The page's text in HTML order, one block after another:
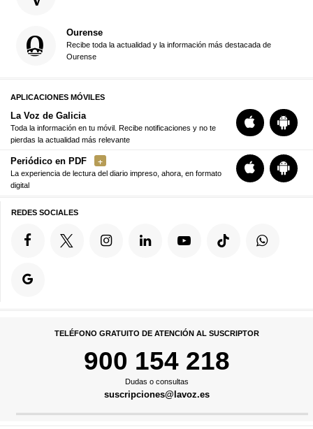
Ourense
Recibe toda la actualidad y la información más destacada de
Ourense
APLICACIONES MÓVILES
La Voz de Galicia
Toda la información en tu móvil. Recibe notificaciones y no te
pierdas la actualidad más relevante
Periódico en PDF
La experiencia de lectura del diario impreso, ahora, en formato
digital
REDES SOCIALES
TELÉFONO GRATUITO DE ATENCIÓN AL SUSCRIPTOR
900 154 218
Dudas o consultas
suscripciones@lavoz.es